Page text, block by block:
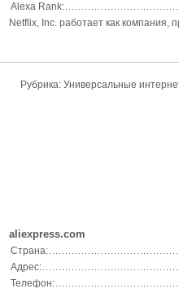
Alexa Rank:
Netflix, Inc. работает как компания,
Рубрика: Универсальные
aliexpress.com
Страна:
Адрес:
Телефон: